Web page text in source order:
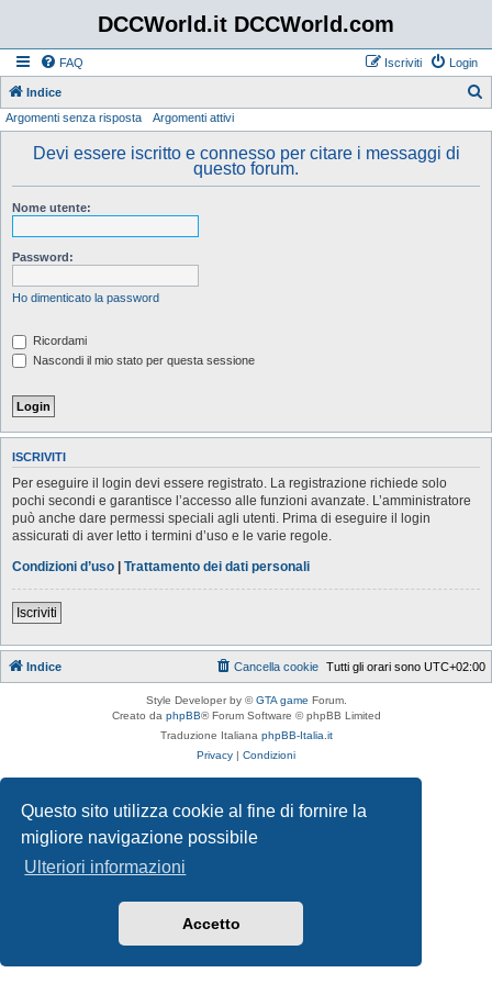
Questo sito utilizza cookie al fine di fornire la
migliore navigazione possibile
Ulteriori informazioni
Accetto
DCCWorld.it DCCWorld.com
FAQ Login
Iscriviti
Indice
Argomenti senza risposta Argomenti attivi
Devi essere iscritto e connesso per citare i messaggi di
questo forum.
Nome utente:
Password:
Ho dimenticato la password
Ricordami
Nascondi il mio stato per questa sessione
ISCRIVITI
Per eseguire il login devi essere registrato. La registrazione richiede solo
pochi secondi e garantisce l’accesso alle funzioni avanzate. L’amministratore
può anche dare permessi speciali agli utenti. Prima di eseguire il login
assicurati di aver letto i termini d’uso e le varie regole.
Condizioni d’uso | Trattamento dei dati personali
Iscriviti
Indice Tutti gli orari sono UTC+02:00
Cancella cookie
Style Developer by ©GTA game Forum.
Creato da phpBB® Forum Software © phpBB Limited
Traduzione Italiana phpBB-Italia.it
Privacy | Condizioni